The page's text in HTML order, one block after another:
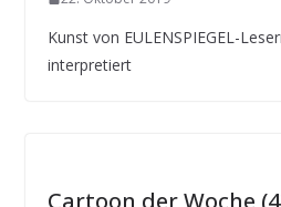
Kunst von EULENSPIEGEL-
interpretiert
Cartoon der Woche